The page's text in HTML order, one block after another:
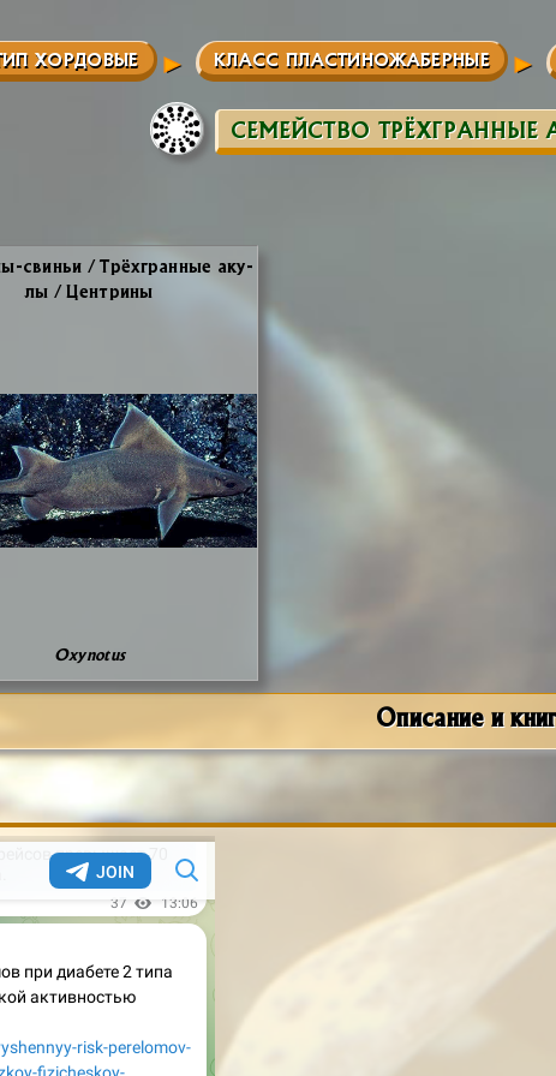
ХОРДОВЫЕ КЛАСС ПЛАСТИНОЖАБЕРНЫЕ
СЕМЕЙСТВО ТРЁХГРАННЫЕ
сви­ньи / Трёх­гран­ные аку­
лы / Цен­три­ны
Oxynotus
Описание и